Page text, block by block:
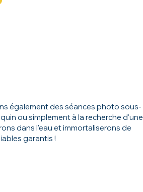
également des séances photo sous-
ou simplement à la recherche d'une
dans l'eau et immortaliserons de
garantis !